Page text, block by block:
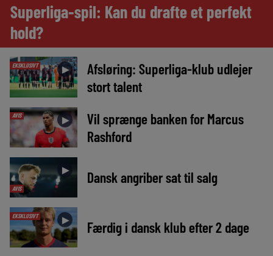
Superliga-spil: Kan du drafte et perfekt
hold?
EKSKLUSIVT ►
Afsløring: Superliga-klub udlejer
stort talent
AVIS ►
Vil sprænge banken for Marcus
Rashford
AVIS
► Dansk angriber sat til salg
EKSKLUSIVT ► Færdig i dansk klub efter 2 dage